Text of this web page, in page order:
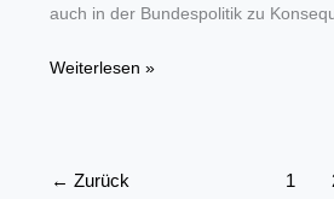
auch in der Bundespolitik zu
Wahlergebnisse:
Konsequenzen
Weiterlesen »
← Zurück 1